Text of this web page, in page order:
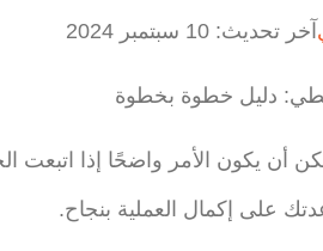
تحديث: 10 سبتمبر 2024
دليل خطوة بخطوة
أن يكون الأمر واضحًا إذا اتبعت
على إكمال العملية بنجاح.